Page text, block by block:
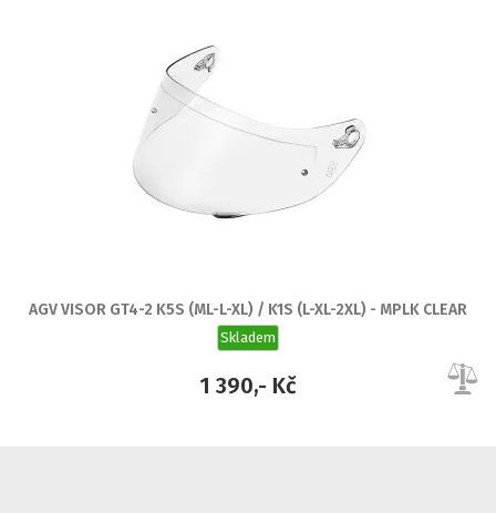
AGV VISOR GT4-2 K5S (ML-L-XL) / K1S (L-XL-2XL) - MPLK CLEAR
Skladem
1 390,- Kč